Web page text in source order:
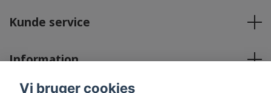
Kunde service
Information
Vi bruger cookies